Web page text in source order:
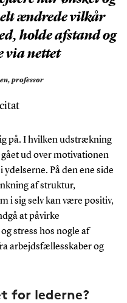
ændrede vilkår
holde afstand og
via nettet
professor
på. I hvilken udstrækning
ud over motivationen
På den ene side
af struktur,
i sig selv kan være positiv,
at påvirke
stress hos nogle af
arbejdsfællesskaber og
for lederne?